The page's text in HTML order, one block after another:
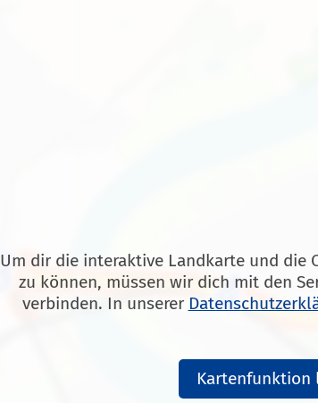
Um dir die interaktive Landkarte und die
zu können, müssen wir dich mit den
verbinden. In unserer
Kartenfunktion